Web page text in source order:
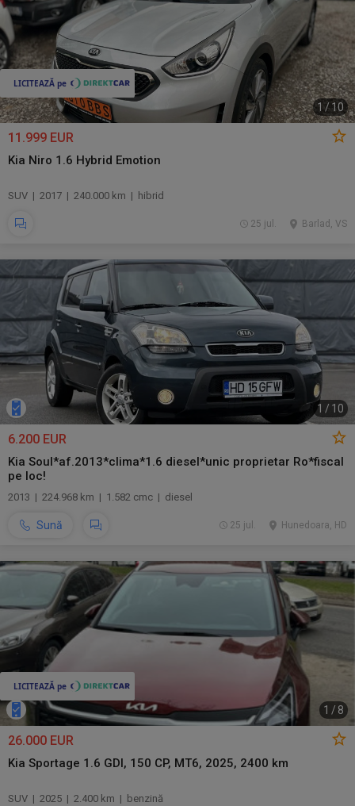
1 /10
11.999 EUR
Kia Niro 1.6 Hybrid Emotion
SUV | 2017 | 240.000 km | hibrid
Barlad, VS
25 jul.
1 / 10
6.200 EUR
Kia Soul*af.2013*clima*1.6 diesel*unic proprietar Ro*fiscal
pe loc!
2013 | 224.968 km | 1.582 cmc | diesel
Sună Hunedoara, HD
25 jul.
1 / 8
26.000 EUR
Kia Sportage 1.6 GDI, 150 CP, MT6, 2025, 2400 km
SUV | 2025 | 2.400 km | benzină